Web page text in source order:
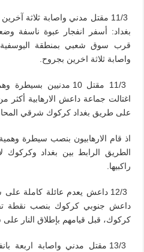
11/3 مقتل مدني واصابة ثلاثة
بغداد: أسفر انفجار عبوة ناسفة
قرب سوق شعبي بمنطقة
واصابة ثلاثة اخرين بجروح.
11/3 مقتل 10 مدنيين
اغتالت جماعة داعش الارهابية
على طريق بغداد كركوك شرقي
اذ قام الارهابيون بنصب سيطرة
الطريق الرابط بين بغداد وكركوك
راكبيها.
12/3 داعش يعدم عائلة كاملة
داعش جنوبي كركوك بنصب نقطة
كركوك، قبل قيامهم بإطلاق النار
13/3 مقتل مدني واصابة اربعة